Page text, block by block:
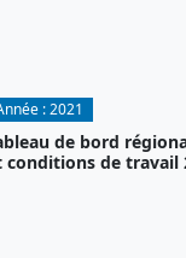
:2021
de bord
conditions de travail